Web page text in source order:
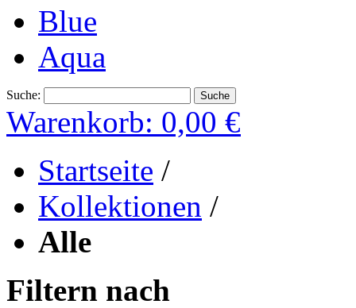
Blue
Aqua
Suche: Suche
Warenkorb: 0,00 €
Startseite /
Kollektionen /
Alle
Filtern nach